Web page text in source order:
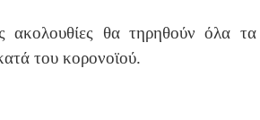
ακολουθίες θα τηρηθούν όλα τα
του κορονοϊού.